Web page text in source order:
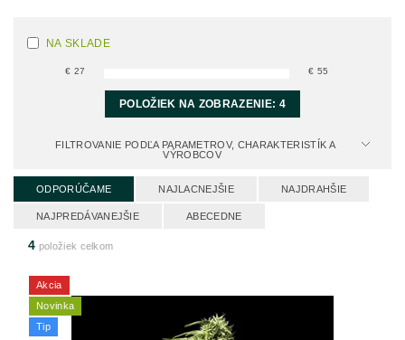
NA SKLADE
€ 27 € 55
POLOŽIEK NA ZOBRAZENIE: 4
FILTROVANIE PODĽA PARAMETROV, CHARAKTERISTÍK A
VÝROBCOV
ODPORÚČAME NAJLACNEJŠIE NAJDRAHŠIE
NAJPREDÁVANEJŠIE ABECEDNE
4 položiek celkom
Akcia
Novinka
Tip